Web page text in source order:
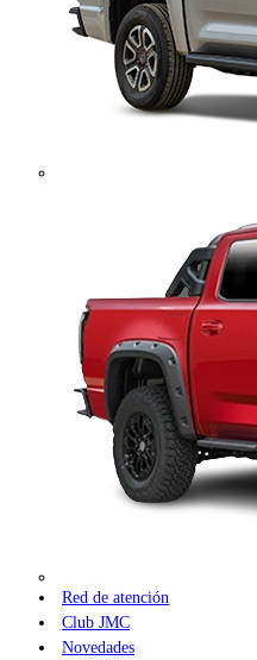
Red de atención
Club JMC
Novedades